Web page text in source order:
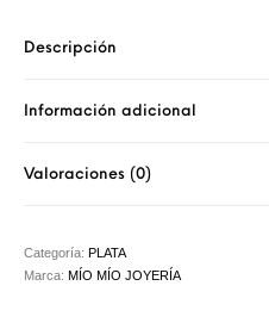
Descripción
Información adicional
Valoraciones (0)
Categoría:PLATA
Marca:MÍO MÍO JOYERÍA